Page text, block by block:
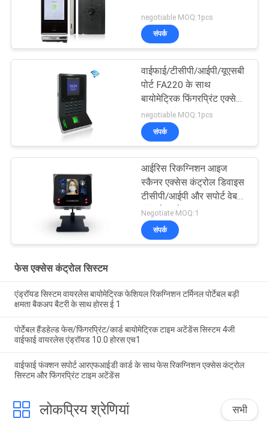
negotiable MOQ:1pcs
संपर्क
वाईफाई/टीसीपी/आईपी/यूएसबी
पोर्ट FA220 के साथ
बायोमेट्रिक फिंगरप्रिंट एक्सेस
कंट्रोल और फेस बायोमेट्रिक
टाइम अटेंडेंस सिस्टम
negotiable MOQ:1pcs
संपर्क
आईरिस रिकग्निशन आइज
स्कैनर एक्सेस कंट्रोल डिवाइस
टीसीपी/आईपी और सपोर्ट वेब
सॉफ्टवेयर के साथ
Negotiate MOQ:1
संपर्क
फेस एक्सेस कंट्रोल सिस्टम
एंड्रॉयड सिस्टम वायरलेस बायोमेट्रिक फेशियल रिकग्निशन टर्मिनल पोर्टेबल बड़ी
क्षमता बैकअप बैटरी के साथ होरस ई 1
पोर्टेबल हैंडहेल्ड फेस/फिंगरप्रिंट/कार्ड बायोमेट्रिक टाइम अटेंडेंस सिस्टम 4जी
वाईफाई वायरलेस एंड्रॉयड 10.0 होरस एच1
वाईफाई फंक्शन सपोर्ट आरएफआईडी कार्ड के साथ फेस रिकग्निशन एक्सेस कंट्रोल
सिस्टम और फिंगरप्रिंट टाइम अटेंडेंस
लोकप्रिय श्रेणियां सभी